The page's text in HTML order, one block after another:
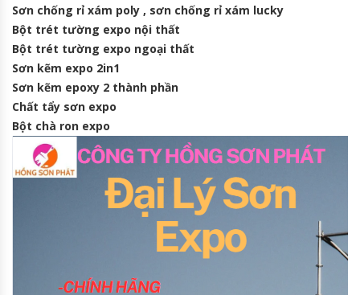
Sơn chống rỉ xám poly , sơn chống rỉ xám lucky
Bột trét tường expo nội thất
Bột trét tường expo ngoại thất
Sơn kẽm expo 2in1
Sơn kẽm epoxy 2 thành phần
Chất tẩy sơn expo
Bột chà ron expo